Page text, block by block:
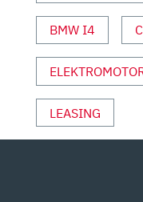
UND
SPORT“
VON
YOUTUBE
ANZEIGEN
BMW I4
LEASING